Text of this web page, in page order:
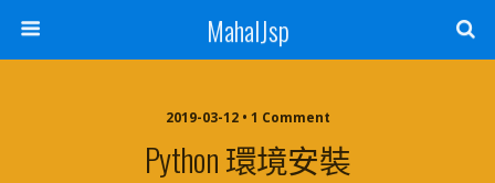
MahalJsp
2019-03-12 • 1 Comment
Python 環境安裝